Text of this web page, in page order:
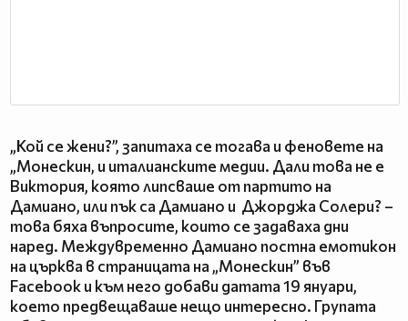
„Кой се жени?”, запитаха се тогава и феновете на
„Монескин, и италианските медии. Дали това не е
Виктория, която липсваше от партито на
Дамиано, или пък са Дамиано и Джорджа Солери? –
това бяха въпросите, които се задаваха дни
наред. Междувременно Дамиано постна емотикон
на църква в страницата на „Монескин” във
Facebook и към него добави датата 19 януари,
което предвещаваше нещо интересно. Групата